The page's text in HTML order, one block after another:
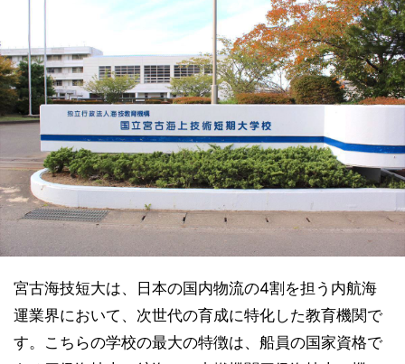
宮古海技短大は、日本の国内物流の4割を担う内航海
運業界において、次世代の育成に特化した教育機関で
す。こちらの学校の最大の特徴は、船員の国家資格で